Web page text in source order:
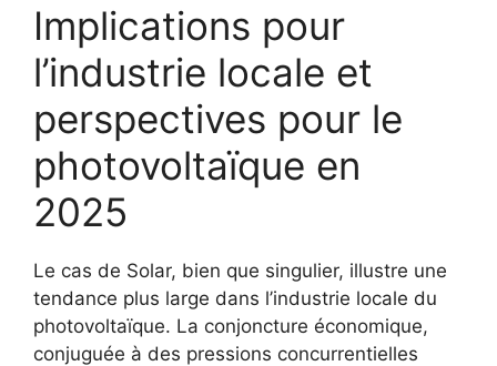
Implications pour
l’industrie locale et
perspectives pour le
photovoltaïque en
2025
Le cas de Solar, bien que singulier, illustre une
tendance plus large dans l’industrie locale du
photovoltaïque. La conjoncture économique,
conjuguée à des pressions concurrentielles